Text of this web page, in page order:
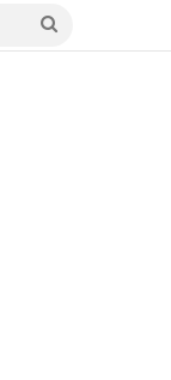
Buscar